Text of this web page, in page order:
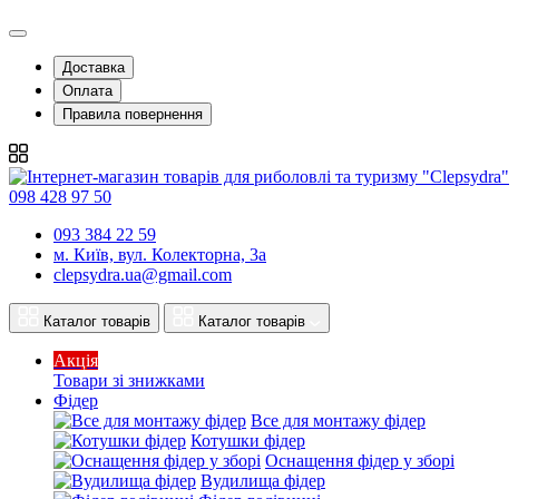
Доставка
Оплата
Правила повернення
098 428 97 50
093 384 22 59
м. Київ, вул. Колекторна, 3а
clepsydra.ua@gmail.com
Каталог товарів Каталог товарів
Акція
Товари зі знижками
Фідер
Все для монтажу фідер
Котушки фідер
Оснащення фідер у зборі
Вудилища фідер